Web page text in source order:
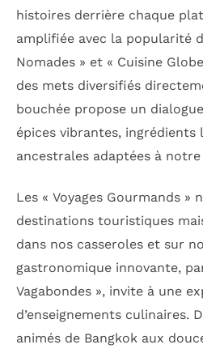
histoires derrière chaque
amplifiée avec la popularité
Nomades » et « Cuisine
des mets diversifiés
bouchée propose un
épices vibrantes,
ancestrales adaptées à
Les « Voyages Gourmands
destinations touristiques
dans nos casseroles et sur
gastronomique innovante,
Vagabondes », invite à une
d’enseignements culinaires.
animés de Bangkok aux